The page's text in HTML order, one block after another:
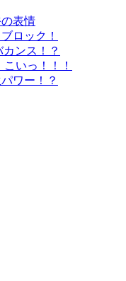
表情
ロック！
ンス！？
いっ！！！
ワー！？